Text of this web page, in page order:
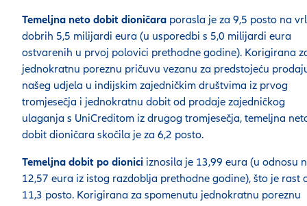
Temeljna neto dobit dioničara porasla je za 9,5 posto na
dobrih 5,5 milijardi eura (u usporedbi s 5,0 milijardi eura
ostvarenih u prvoj polovici prethodne godine). Korigirana
jednokratnu poreznu pričuvu vezanu za predstojeću
našeg udjela u indijskim zajedničkim društvima iz prvog
tromjesečja i jednokratnu dobit od prodaje zajedničkog
ulaganja s UniCreditom iz drugog tromjesečja, temeljna
dobit dioničara skočila je za 6,2 posto.
Temeljna dobit po dionici iznosila je 13,99 eura (u odnosu
12,57 eura iz istog razdoblja prethodne godine), što je rast
11,3 posto. Korigirana za spomenutu jednokratnu poreznu